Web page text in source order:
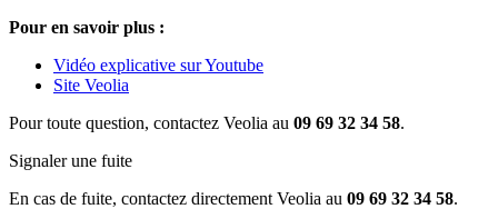
Pour en savoir plus :
Vidéo explicative sur Youtube
Site Veolia
Pour toute question, contactez Veolia au 09 69 32 34 58.
Signaler une fuite
En cas de fuite, contactez directement Veolia au 09 69 32 34 58.